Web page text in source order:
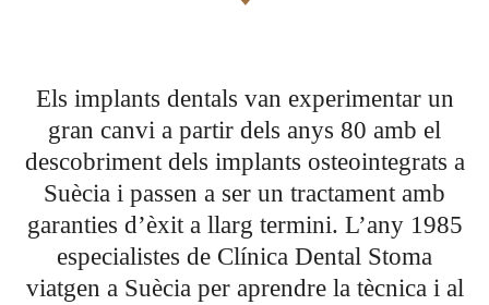
Els implants dentals van experimentar un
gran canvi a partir dels anys 80 amb el
descobriment dels implants osteointegrats a
Suècia i passen a ser un tractament amb
garanties d’èxit a llarg termini. L’any 1985
especialistes de Clínica Dental Stoma
viatgen a Suècia per aprendre la tècnica i al